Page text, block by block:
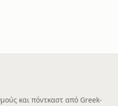
και πόντκαστ από Greek-